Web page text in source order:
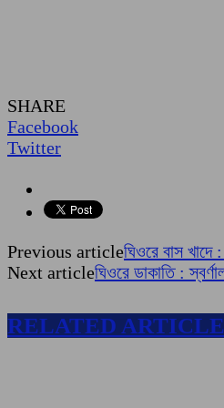
SHARE
Facebook
Twitter
Previous articleঘিওরে বাস
Next articleঘিওরে ডাকাতি :
RELATED